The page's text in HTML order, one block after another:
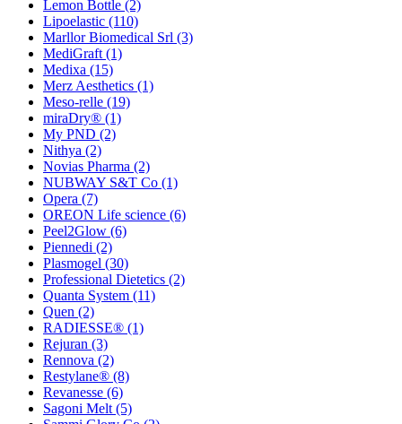
Lemon Bottle (2)
Lipoelastic (110)
Marllor Biomedical Srl (3)
MediGraft (1)
Medixa (15)
Merz Aesthetics (1)
Meso-relle (19)
miraDry® (1)
My PND (2)
Nithya (2)
Novias Pharma (2)
NUBWAY S&T Co (1)
Opera (7)
OREON Life science (6)
Peel2Glow (6)
Piennedi (2)
Plasmogel (30)
Professional Dietetics (2)
Quanta System (11)
Quen (2)
RADIESSE® (1)
Rejuran (3)
Rennova (2)
Restylane® (8)
Revanesse (6)
Sagoni Melt (5)